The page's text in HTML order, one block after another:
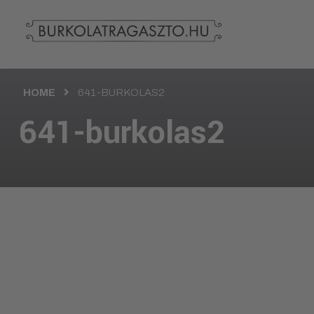
HOME 641-BURKOLAS2
641-burkolas2